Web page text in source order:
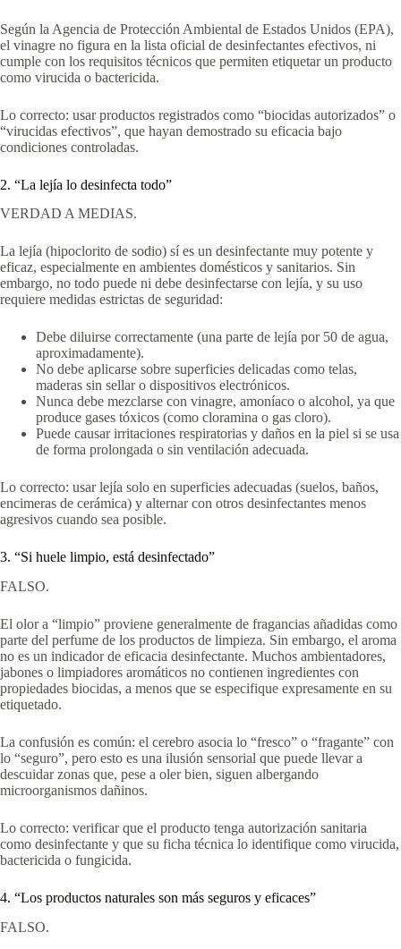
Según la Agencia de Protección Ambiental de Estados Unidos (EPA),
el vinagre no figura en la lista oficial de desinfectantes efectivos, ni
cumple con los requisitos técnicos que permiten etiquetar un producto
como virucida o bactericida.
Lo correcto: usar productos registrados como “biocidas autorizados” o
“virucidas efectivos”, que hayan demostrado su eficacia bajo
condiciones controladas.
2. “La lejía lo desinfecta todo”
VERDAD A MEDIAS.
La lejía (hipoclorito de sodio) sí es un desinfectante muy potente y
eficaz, especialmente en ambientes domésticos y sanitarios. Sin
embargo, no todo puede ni debe desinfectarse con lejía, y su uso
requiere medidas estrictas de seguridad:
Debe diluirse correctamente (una parte de lejía por 50 de agua,
aproximadamente).
No debe aplicarse sobre superficies delicadas como telas,
maderas sin sellar o dispositivos electrónicos.
Nunca debe mezclarse con vinagre, amoníaco o alcohol, ya que
produce gases tóxicos (como cloramina o gas cloro).
Puede causar irritaciones respiratorias y daños en la piel si se usa
de forma prolongada o sin ventilación adecuada.
Lo correcto: usar lejía solo en superficies adecuadas (suelos, baños,
encimeras de cerámica) y alternar con otros desinfectantes menos
agresivos cuando sea posible.
3. “Si huele limpio, está desinfectado”
FALSO.
El olor a “limpio” proviene generalmente de fragancias añadidas como
parte del perfume de los productos de limpieza. Sin embargo, el aroma
no es un indicador de eficacia desinfectante. Muchos ambientadores,
jabones o limpiadores aromáticos no contienen ingredientes con
propiedades biocidas, a menos que se especifique expresamente en su
etiquetado.
La confusión es común: el cerebro asocia lo “fresco” o “fragante” con
lo “seguro”, pero esto es una ilusión sensorial que puede llevar a
descuidar zonas que, pese a oler bien, siguen albergando
microorganismos dañinos.
Lo correcto: verificar que el producto tenga autorización sanitaria
como desinfectante y que su ficha técnica lo identifique como virucida,
bactericida o fungicida.
4. “Los productos naturales son más seguros y eficaces”
FALSO.